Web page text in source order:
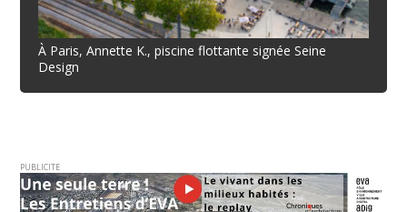
À Paris, Annette K., piscine flottante signée Seine
Design
PUBLICITE